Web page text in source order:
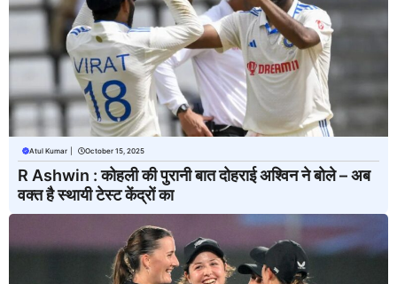
Atul Kumar October 15, 2025
R Ashwin : कोहली की पुरानी बात दोहराई अश्विन ने बोले – अब
वक्त है स्थायी टेस्ट केंद्रों का